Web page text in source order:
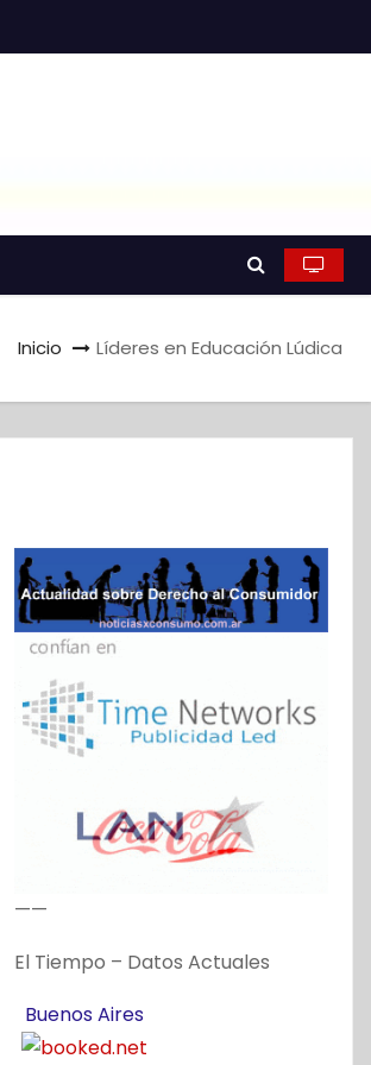
Inicio Líderes en Educación Lúdica
——
El Tiempo – Datos Actuales
Buenos Aires